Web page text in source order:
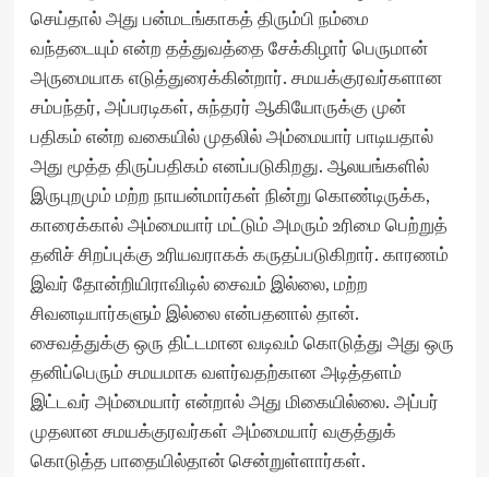
செய்தால் அது பன்மடங்காகத் திரும்பி நம்மை
வந்தடையும் என்ற தத்துவத்தை சேக்கிழார் பெருமான்
அருமையாக எடுத்துரைக்கின்றார். சமயக்குரவர்களான
சம்பந்தர், அப்பரடிகள், சுந்தரர் ஆகியோருக்கு முன்
பதிகம் என்ற வகையில் முதலில் அம்மையார் பாடியதால்
அது மூத்த திருப்பதிகம் எனப்படுகிறது. ஆலயங்களில்
இருபுறமும் மற்ற நாயன்மார்கள் நின்று கொண்டிருக்க,
காரைக்கால் அம்மையார் மட்டும் அமரும் உரிமை பெற்றுத்
தனிச் சிறப்புக்கு உரியவராகக் கருதப்படுகிறார். காரணம்
இவர் தோன்றியிராவிடில் சைவம் இல்லை, மற்ற
சிவனடியார்களும் இல்லை என்பதனால் தான்.
சைவத்துக்கு ஒரு திட்டமான வடிவம் கொடுத்து அது ஒரு
தனிப்பெரும் சமயமாக வளர்வதற்கான அடித்தளம்
இட்டவர் அம்மையார் என்றால் அது மிகையில்லை. அப்பர்
முதலான சமயக்குரவர்கள் அம்மையார் வகுத்துக்
கொடுத்த பாதையில்தான் சென்றுள்ளார்கள்.